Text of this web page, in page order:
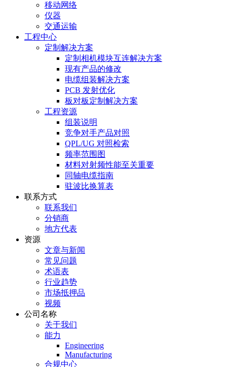
移动网络
仪器
交通运输
工程中心
定制解决方案
定制相机模块互连解决方案
现有产品的修改
电缆组装解决方案
PCB 发射优化
板对板定制解决方案
工程资源
组装说明
竞争对手产品对照
QPL/UG 对照检索
频率范围图
材料对射频性能至关重要
同轴电缆指南
驻波比换算表
联系方式
联系我们
分销商
地方代表
资源
文章与新闻
常见问题
术语表
行业趋势
市场抵押品
视频
公司名称
关于我们
能力
Engineering
Manufacturing
合规中心